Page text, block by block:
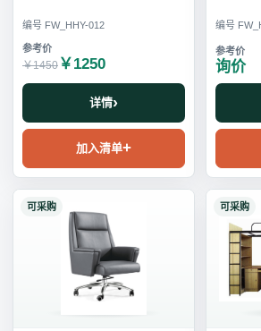
编号 FW_HHY-012
￥1450 ￥1250
详情
加入清单
编号
询价
可采购 可采购